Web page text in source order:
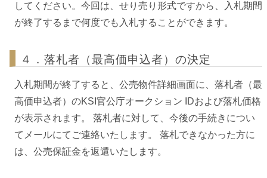
してください。今回は、せり売り形式ですから、入札期間
が終了するまで何度でも入札することができます。
４．落札者（最高価申込者）の決定
入札期間が終了すると、公売物件詳細画面に、落札者（最
高価申込者）のKSI官公庁オークション IDおよび落札価格
が表示されます。 落札者に対して、今後の手続きについ
てメールにてご連絡いたします。 落札できなかった方に
は、公売保証金を返還いたします。